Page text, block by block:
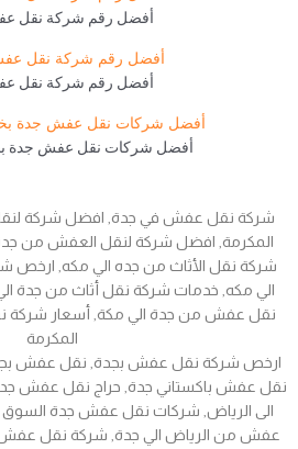
أفضل رقم شركة نقل
أفضل رقم شركة نقل
أفضل شركات نقل عفش جدة
شركة نقل عفش في جدة, افضل شركة
المكرمة, افضل شركة لنقل العفش من
شركة نقل الأثاث من جده الي مكه,
الي مكه, خدمات شركة نقل أثاث من جدة
نقل عفش من جدة الي مكة, أسعار شركة
المكرمة
نقل عفش باكستاني جدة, حراج نقل عفش
الى الرياض, شركات نقل عفش جدة
عفش من الرياض الي جدة, شركة نقل عفش